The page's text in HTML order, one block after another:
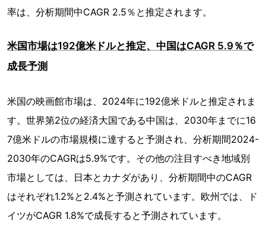
率は、分析期間中CAGR 2.5％と推定されます。
米国市場は192億米ドルと推定、中国はCAGR 5.9％で
成長予測
米国の映画館市場は、2024年に192億米ドルと推定されま
す。世界第2位の経済大国である中国は、2030年までに16
7億米ドルの市場規模に達すると予測され、分析期間2024-
2030年のCAGRは5.9%です。その他の注目すべき地域別
市場としては、日本とカナダがあり、分析期間中のCAGR
はそれぞれ1.2%と2.4%と予測されています。欧州では、ド
イツがCAGR 1.8%で成長すると予測されています。